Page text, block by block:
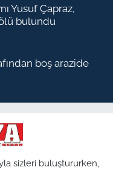
Yusuf Çapraz,
bulundu
boş arazide
sizleri buluştururken,